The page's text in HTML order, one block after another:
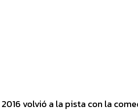
volvió a la pista con la